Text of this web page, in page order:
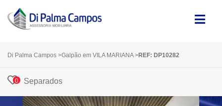
Di Palma Campos >Galpão em VILA MARIANA >REF: DP10282
0 Separados